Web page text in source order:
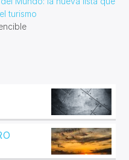
turismo